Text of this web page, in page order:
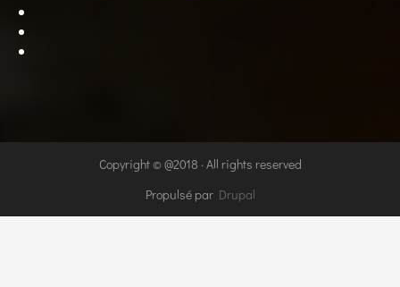
Copyright © @2018 · All rights reserved
Propulsé par Drupal